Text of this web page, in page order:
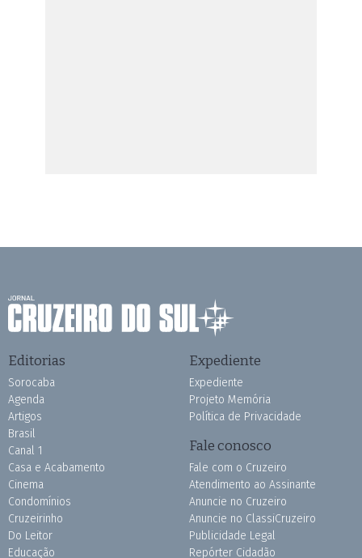
Editorias
Sorocaba
Agenda
Artigos
Brasil
Canal 1
Casa e Acabamento
Cinema
Condomínios
Cruzeirinho
Do Leitor
Educação
Expediente
Expediente
Projeto Memória
Política de Privacidade
Fale conosco
Fale com o Cruzeiro
Atendimento ao Assinante
Anuncie no Cruzeiro
Anuncie no ClassiCruzeiro
Publicidade Legal
Repórter Cidadão